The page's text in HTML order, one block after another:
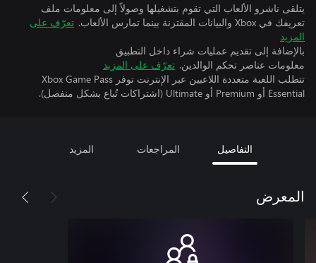
يتلقى ناشرو الألعاب التي تقوم بتشغيلها وصولاً إلى معلومات ملف
تعريفك في Xbox والبيانات المقترنة بينما تمارس الألعاب.
تعرّف على
المزيد
بالإضافة إلى تقديم عمليات شراء داخل التطبيق
معلومات عناصر تحكم الوالدين. تعرّف على المزيد
تتطلب اللعبة متعددة اللاعبين عبر الإنترنت توفر Xbox Game Pass
Essential أو Premium أو Ultimate (اشتراكات تُباع بشكل منفصل).
التفاصيل المراجعات المزيد
المعرض